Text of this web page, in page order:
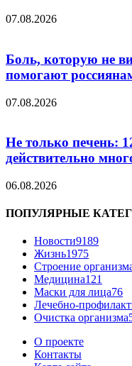
07.08.2026
Боль, которую не
помогают
07.08.2026
Не только печень:
действительно
06.08.2026
ПОПУЛЯРНЫЕ
Новости9189
Жизнь1975
Строение
Медицина121
Маски для лица76
Лечебно-
Очистка организма
О проекте
Контакты